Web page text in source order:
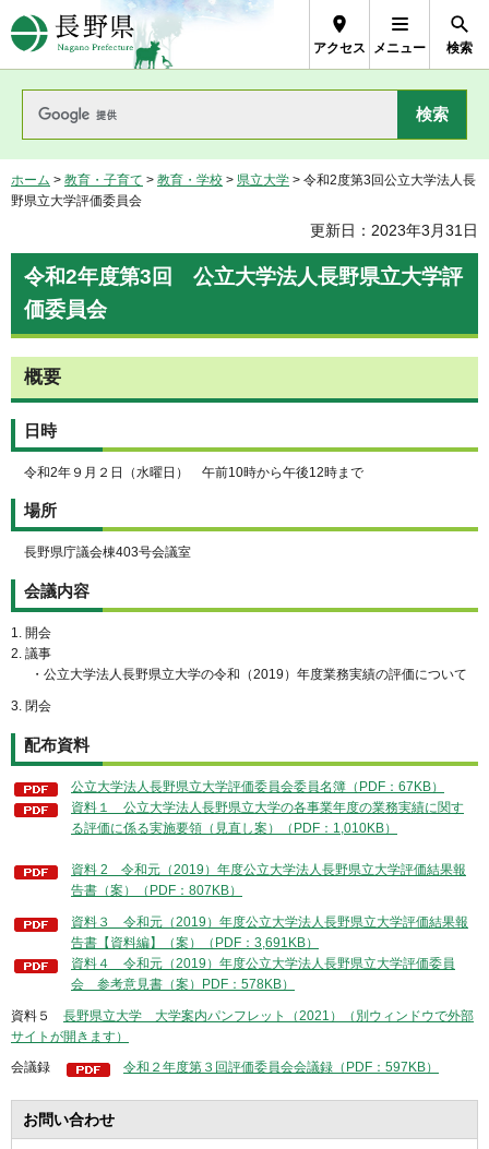
長野県Nagano Prefecture
アクセス メニュー 検索
ホーム > 教育・子育て > 教育・学校 > 県立大学 > 令和2度第3回公立大学法人長
野県立大学評価委員会
更新日：2023年3月31日
令和2年度第3回 公立大学法人長野県立大学評
価委員会
概要
日時
令和2年９月２日（水曜日） 午前10時から午後12時まで
場所
長野県庁議会棟403号会議室
会議内容
1. 開会
2. 議事
・公立大学法人長野県立大学の令和（2019）年度業務実績の評価について
3. 閉会
配布資料
公立大学法人長野県立大学評価委員会委員名簿（PDF：67KB）
資料１ 公立大学法人長野県立大学の各事業年度の業務実績に関す
る評価に係る実施要領（見直し案）（PDF：1,010KB）
資料 2 令和元（2019）年度公立大学法人長野県立大学評価結果報
告書（案）（PDF：807KB）
資料３ 令和元（2019）年度公立大学法人長野県立大学評価結果報
告書【資料編】（案）（PDF：3,691KB）
資料４ 令和元（2019）年度公立大学法人長野県立大学評価委員
会 参考意見書（案）PDF：578KB）
資料５ 長野県立大学 大学案内パンフレット（2021）（別ウィンドウで外部
サイトが開きます）
会議録 令和２年度第３回評価委員会会議録（PDF：597KB）
お問い合わせ